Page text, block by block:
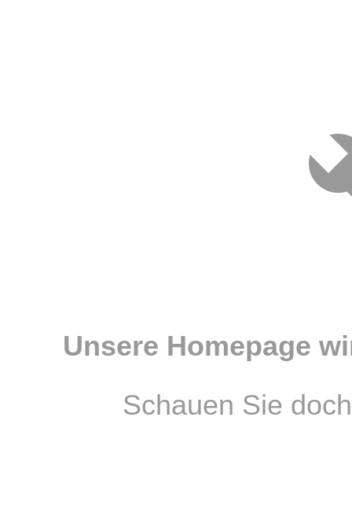
Unsere Homepage
Schauen Sie